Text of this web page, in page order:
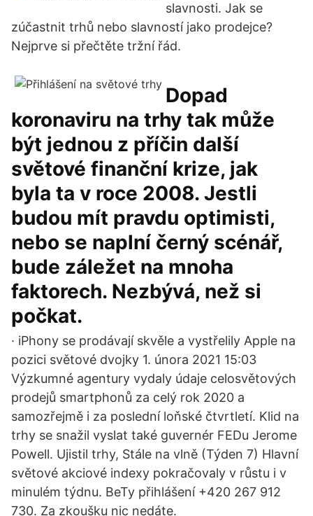
slavnosti. Jak se
zúčastnit trhů nebo slavností jako prodejce?
Nejprve si přečtěte tržní řád.
Dopad
koronaviru na trhy tak může
být jednou z příčin další
světové finanční krize, jak
byla ta v roce 2008. Jestli
budou mít pravdu optimisti,
nebo se naplní černý scénář,
bude záležet na mnoha
faktorech. Nezbývá, než si
počkat.
· iPhony se prodávají skvěle a vystřelily Apple na
pozici světové dvojky 1. února 2021 15:03
Výzkumné agentury vydaly údaje celosvětových
prodejů smartphonů za celý rok 2020 a
samozřejmě i za poslední loňské čtvrtletí. Klid na
trhy se snažil vyslat také guvernér FEDu Jerome
Powell. Ujistil trhy, Stále na vlně (Týden 7) Hlavní
světové akciové indexy pokračovaly v růstu i v
minulém týdnu. BeTy přihlášení +420 267 912
730. Za zkoušku nic nedáte.